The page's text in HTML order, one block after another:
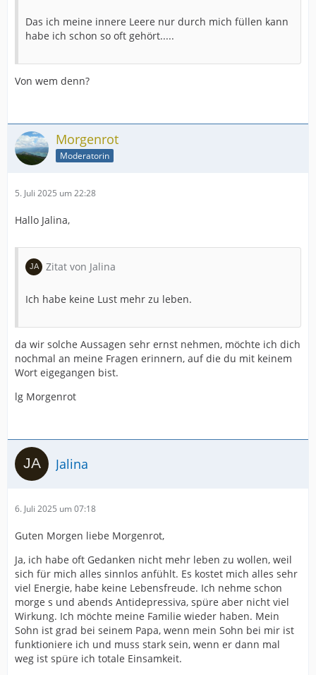
Das ich meine innere Leere nur durch mich füllen kann
habe ich schon so oft gehört.....
Von wem denn?
Morgenrot
Moderatorin
5. Juli 2025 um 22:28
Hallo Jalina,
Zitat von Jalina
Ich habe keine Lust mehr zu leben.
da wir solche Aussagen sehr ernst nehmen, möchte ich dich
nochmal an meine Fragen erinnern, auf die du mit keinem
Wort eigegangen bist.
lg Morgenrot
Jalina
6. Juli 2025 um 07:18
Guten Morgen liebe Morgenrot,
Ja, ich habe oft Gedanken nicht mehr leben zu wollen, weil
sich für mich alles sinnlos anfühlt. Es kostet mich alles sehr
viel Energie, habe keine Lebensfreude. Ich nehme schon
morge s und abends Antidepressiva, spüre aber nicht viel
Wirkung. Ich möchte meine Familie wieder haben. Mein
Sohn ist grad bei seinem Papa, wenn mein Sohn bei mir ist
funktioniere ich und muss stark sein, wenn er dann mal
weg ist spüre ich totale Einsamkeit.